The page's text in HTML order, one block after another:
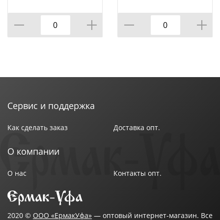
Сервис и поддержка
Как сделать заказ Доставка опт.
О компании
О нас Контакты опт.
2020 © ООО «ЕрмакУфа» — оптовый интернет-магазин. Все